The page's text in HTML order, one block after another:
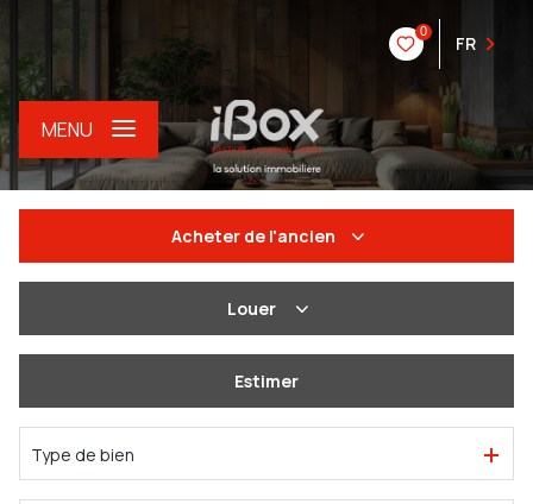
0
FR
MENU
Acheter de l'ancien
Du neuf
Louer
De l'immo pro
Estimer
Type de bien